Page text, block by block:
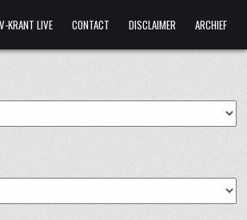
KRANT LIVE CONTACT DISCLAIMER ARCHIEF